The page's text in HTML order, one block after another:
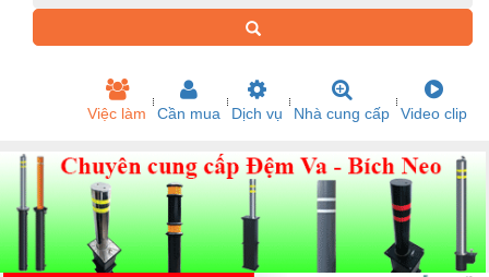
Việc làm Cần mua Dịch vụ Nhà cung cấp Video clip